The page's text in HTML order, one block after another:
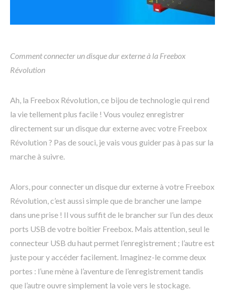
Comment connecter un disque dur externe à la Freebox
Révolution
Ah, la Freebox Révolution, ce bijou de technologie qui rend
la vie tellement plus facile ! Vous voulez enregistrer
directement sur un disque dur externe avec votre Freebox
Révolution ? Pas de souci, je vais vous guider pas à pas sur la
marche à suivre.
Alors, pour connecter un disque dur externe à votre Freebox
Révolution, c’est aussi simple que de brancher une lampe
dans une prise ! Il vous suffit de le brancher sur l’un des deux
ports USB de votre boîtier Freebox. Mais attention, seul le
connecteur USB du haut permet l’enregistrement ; l’autre est
juste pour y accéder facilement. Imaginez-le comme deux
portes : l’une mène à l’aventure de l’enregistrement tandis
que l’autre ouvre simplement la voie vers le stockage.